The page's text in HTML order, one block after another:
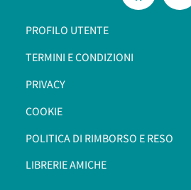
PROFILO UTENTE
TERMINI E CONDIZIONI
PRIVACY
COOKIE
POLITICA DI RIMBORSO E RESO
LIBRERIE AMICHE